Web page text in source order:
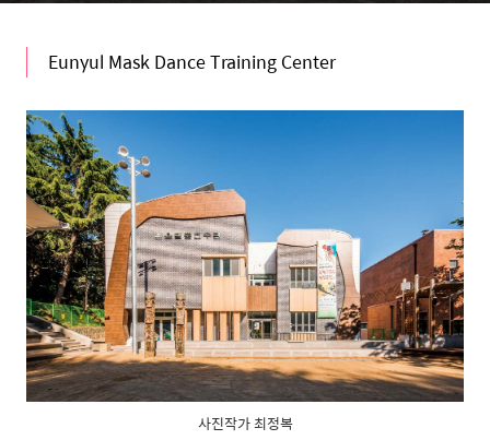
Eunyul Mask Dance Training Center
사진작가 최정복